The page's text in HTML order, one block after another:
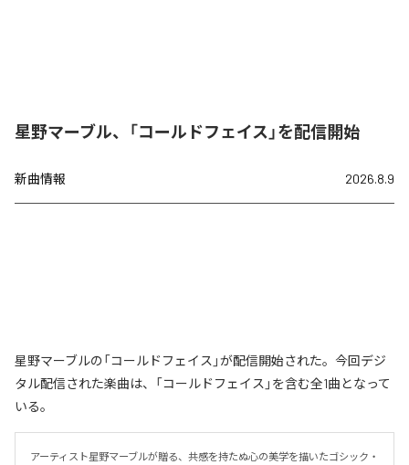
星野マーブル、「コールドフェイス」を配信開始
新曲情報 2026.8.9
星野マーブルの「コールドフェイス」が配信開始された。今回デジ
タル配信された楽曲は、「コールドフェイス」を含む全1曲となって
いる。
アーティスト星野マーブルが贈る、共感を持たぬ心の美学を描いたゴシック・